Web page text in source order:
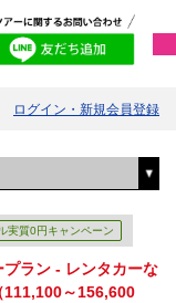
ログイン・新規会員登録
実質0円キャンペーン
プラン - レンタカーな
～156,600